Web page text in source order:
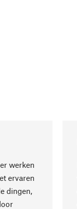
werken
ervaren
dingen,